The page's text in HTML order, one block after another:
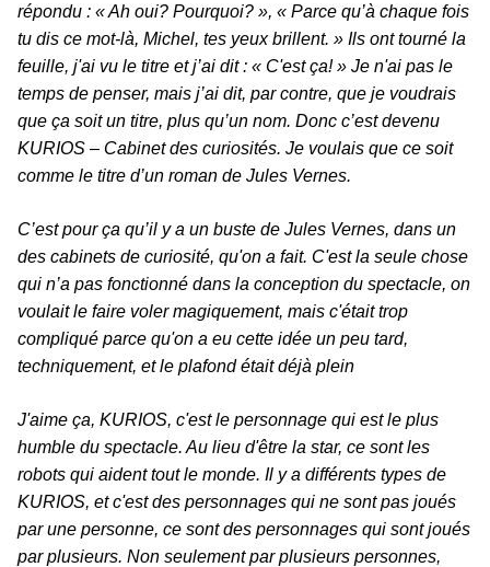
répondu : « Ah oui? Pourquoi? », « Parce qu’à chaque fois
tu dis ce mot-là, Michel, tes yeux brillent. » Ils ont tourné la
feuille, j'ai vu le titre et j’ai dit : « C'est ça! » Je n'ai pas le
temps de penser, mais j’ai dit, par contre, que je voudrais
que ça soit un titre, plus qu’un nom. Donc c’est devenu
KURIOS – Cabinet des curiosités. Je voulais que ce soit
comme le titre d’un roman de Jules Vernes.
C’est pour ça qu’il y a un buste de Jules Vernes, dans un
des cabinets de curiosité, qu'on a fait. C'est la seule chose
qui n’a pas fonctionné dans la conception du spectacle, on
voulait le faire voler magiquement, mais c'était trop
compliqué parce qu'on a eu cette idée un peu tard,
techniquement, et le plafond était déjà plein
J'aime ça, KURIOS, c'est le personnage qui est le plus
humble du spectacle. Au lieu d'être la star, ce sont les
robots qui aident tout le monde. Il y a différents types de
KURIOS, et c'est des personnages qui ne sont pas joués
par une personne, ce sont des personnages qui sont joués
par plusieurs. Non seulement par plusieurs personnes,